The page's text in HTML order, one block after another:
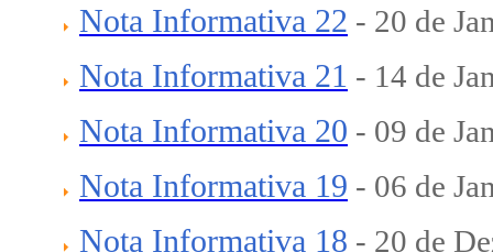
Nota Informativa 22 - 20 de
Nota Informativa 21 - 14 de
Nota Informativa 20 - 09 de
Nota Informativa 19 - 06 de
Nota Informativa 18 - 20 de